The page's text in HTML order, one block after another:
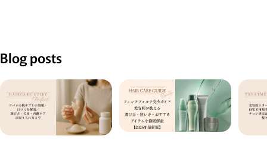
Blog posts